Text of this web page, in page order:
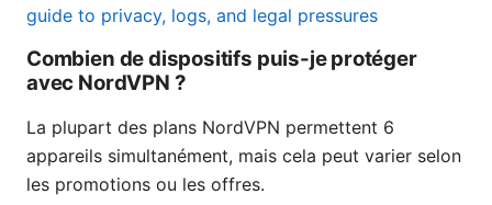
guide to privacy, logs, and legal pressures
Combien de dispositifs puis-je protéger
avec NordVPN ?
La plupart des plans NordVPN permettent 6
appareils simultanément, mais cela peut varier selon
les promotions ou les offres.